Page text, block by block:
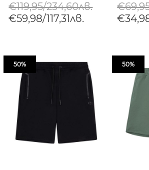
€119,95/234,60лв.
€59,98/117,31лв.
50% 50%